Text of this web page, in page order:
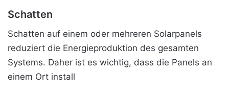
Schatten
Schatten auf einem oder mehreren Solarpanels
reduziert die Energieproduktion des gesamten
Systems. Daher ist es wichtig, dass die Panels an
einem Ort install